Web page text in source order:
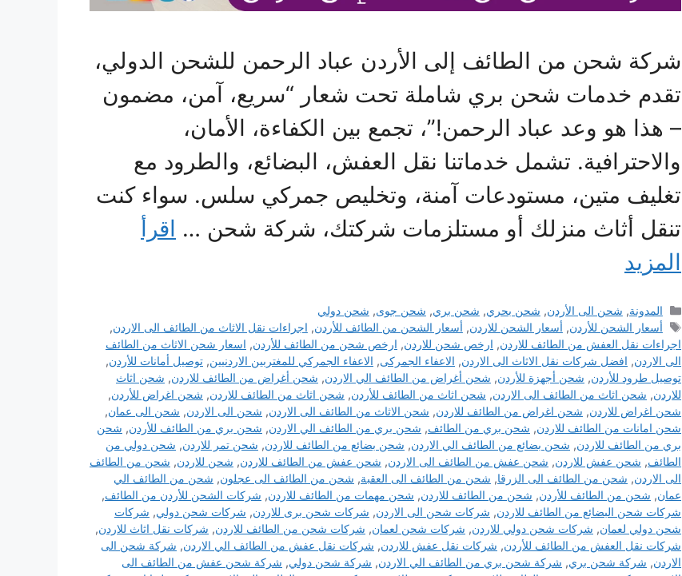
شركة شحن من الطائف إلى الأردن عباد الرحمن للشحن الدولي،
تقدم خدمات شحن بري شاملة تحت شعار “سريع، آمن، مضمون
– هذا هو وعد عباد الرحمن!”، تجمع بين الكفاءة، الأمان،
والاحترافية. تشمل خدماتنا نقل العفش، البضائع، والطرود مع
تغليف متين، مستودعات آمنة، وتخليص جمركي سلس. سواء كنت
تنقل أثاث منزلك أو مستلزمات شركتك، شركة شحن … اقرأ
المزيد
التصنيفات
المدونة, شحن الى الأردن, شحن بحري, شحن بري, شحن جوى, شحن دولي
الوسوم
أسعار الشحن للأردن, أسعار الشحن للاردن, أسعار الشحن من الطائف للأردن, اجراءات نقل الاثاث من الطائف الى الاردن,
اجراءات نقل العفش من الطائف للاردن, ارخص شحن للاردن, ارخص شحن من الطائف للأردن, اسعار شحن الاثاث من الطائف
الى الاردن, افضل شركات نقل الاثاث الى الاردن, الاعفاء الجمركى, الاعفاء الجمركي للمغتربين الاردنيين, توصيل أمانات للأردن,
توصيل طرود للأردن, شحن أجهزة للأردن, شحن أغراض من الطائف الي الاردن, شحن أغراض من الطائف للاردن, شحن اثاث
للاردن, شحن اثاث من الطائف الى الاردن, شحن اثاث من الطائف للأردن, شحن اثاث من الطائف للاردن, شحن اغراض للأردن,
شحن اغراض للاردن, شحن اغراض من الطائف للاردن, شحن الاثاث من الطائف الى الاردن, شحن الى الاردن, شحن الى عمان,
شحن امانات من الطائف للاردن, شحن بري من الطائف, شحن بري من الطائف الي الاردن, شحن بري من الطائف للأردن, شحن
بري من الطائف للاردن, شحن بضائع من الطائف الي الاردن, شحن بضائع من الطائف للاردن, شحن تمر للاردن, شحن دولي من
الطائف, شحن عفش للاردن, شحن عفش من الطائف الى الاردن, شحن عفش من الطائف للاردن, شحن للاردن, شحن من الطائف
الى الاردن, شحن من الطائف الى الزرقا, شحن من الطائف الى العقبة, شحن من الطائف الى عجلون, شحن من الطائف الي
عمان, شحن من الطائف للأردن, شحن من الطائف للاردن, شحن مهمات من الطائف للاردن, شركات الشحن للأردن من الطائف,
شركات شحن البضائع من الطائف للاردن, شركات شحن الى الاردن, شركات شحن برى للاردن, شركات شحن دولي, شركات
شحن دولي لعمان, شركات شحن دولي للاردن, شركات شحن لعمان, شركات شحن من الطائف للاردن, شركات نقل اثاث للاردن,
شركات نقل العفش من الطائف للأردن, شركات نقل عفش للاردن, شركات نقل عفش من الطائف الي الاردن, شركة شحن الى
الاردن, شركة شحن بري, شركة شحن بري من الطائف الي الاردن, شركة شحن دولي, شركة شحن عفش من الطائف الى